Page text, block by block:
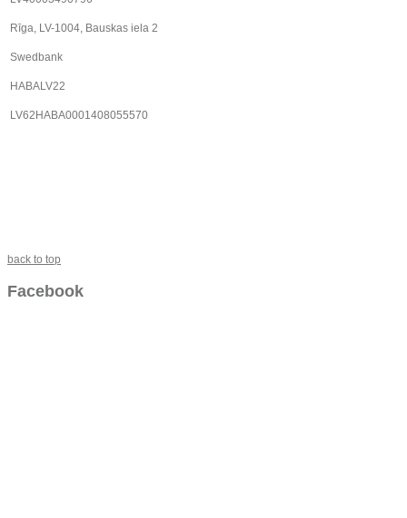
Rīga, LV-1004, Bauskas iela 2
Swedbank
HABALV22
LV62HABA0001408055570
back to top
Facebook